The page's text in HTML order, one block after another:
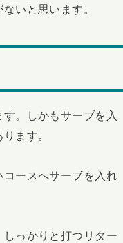
いと思います。
。しかもサーブを入
ます。
ースへサーブを入れ
っかりと打つリター